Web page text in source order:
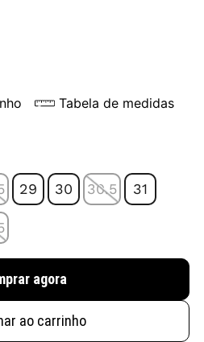
Tabela de medidas
29 30 30.5 31
agora
ao carrinho